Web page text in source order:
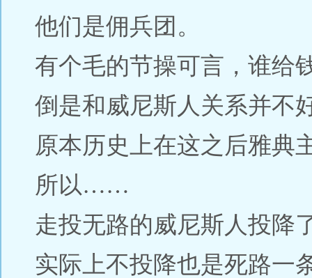
他们是佣兵团。
有个毛的节操可言，谁给
倒是和威尼斯人关系并不
原本历史上在这之后雅典
所以……
走投无路的威尼斯人投降
实际上不投降也是死路一